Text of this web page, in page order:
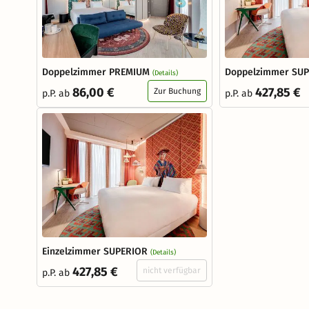
Doppelzimmer PREMIUM (Details)
p.P. ab 86,00 € Zur Buchung
Doppelzimmer
p.P. ab 427,85 €
Einzelzimmer SUPERIOR (Details)
p.P. ab 427,85 € nicht verfügbar